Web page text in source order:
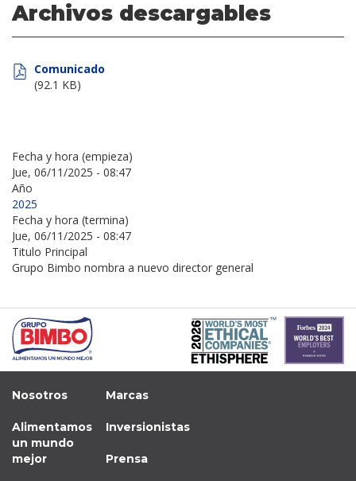
Archivos descargables
Comunicado
(92.1 KB)
Fecha y hora (empieza)
Jue, 06/11/2025 - 08:47
Año
2025
Fecha y hora (termina)
Jue, 06/11/2025 - 08:47
Titulo Principal
Grupo Bimbo nombra a nuevo director general
Nosotros
Alimentamos
un mundo
mejor
Marcas
Inversionistas
Prensa